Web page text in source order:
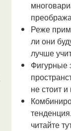
Реже
ли они
лучше
Фигурные
не стоит
читайте